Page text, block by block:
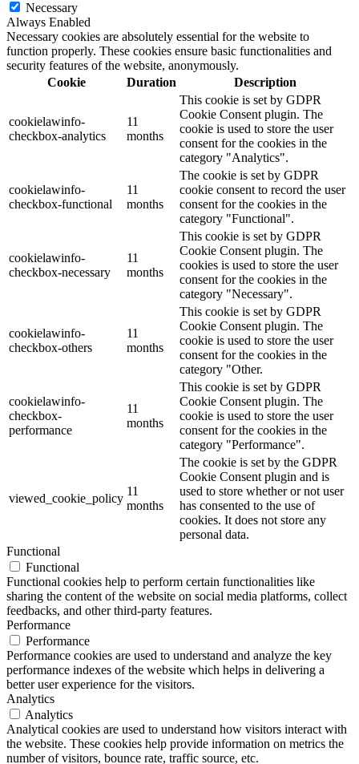
Necessary
Always Enabled
Necessary cookies are absolutely essential for the website to
function properly. These cookies ensure basic functionalities and
security features of the website, anonymously.
Cookie
Duration Description
cookielawinfo-
checkbox-analytics
11
months
This cookie is set by GDPR
Cookie Consent plugin. The
cookie is used to store the user
consent for the cookies in the
category "Analytics".
cookielawinfo-
checkbox-functional
11
months
The cookie is set by GDPR
cookie consent to record the user
consent for the cookies in the
category "Functional".
cookielawinfo-
checkbox-necessary
11
months
This cookie is set by GDPR
Cookie Consent plugin. The
cookies is used to store the user
consent for the cookies in the
category "Necessary".
cookielawinfo-
checkbox-others
11
months
This cookie is set by GDPR
Cookie Consent plugin. The
cookie is used to store the user
consent for the cookies in the
category "Other.
cookielawinfo-
checkbox-
performance
11
months
This cookie is set by GDPR
Cookie Consent plugin. The
cookie is used to store the user
consent for the cookies in the
category "Performance".
viewed_cookie_policy
11
months
The cookie is set by the GDPR
Cookie Consent plugin and is
used to store whether or not user
has consented to the use of
cookies. It does not store any
personal data.
Functional
Functional
Functional cookies help to perform certain functionalities like
sharing the content of the website on social media platforms, collect
feedbacks, and other third-party features.
Performance
Performance
Performance cookies are used to understand and analyze the key
performance indexes of the website which helps in delivering a
better user experience for the visitors.
Analytics
Analytics
Analytical cookies are used to understand how visitors interact with
the website. These cookies help provide information on metrics the
number of visitors, bounce rate, traffic source, etc.